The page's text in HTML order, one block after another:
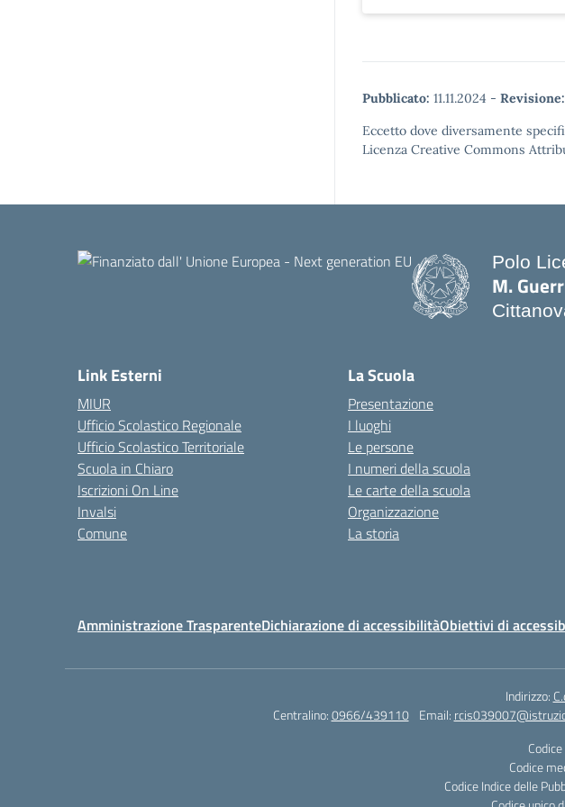
Pubblicato: 11.11.2024 - Revisione:
Eccetto dove diversamente
Licenza Creative Commons
Polo
M.
Link Esterni
MIUR
Ufficio Scolastico Regionale
Ufficio Scolastico Territoriale
Scuola in Chiaro
Iscrizioni On Line
Invalsi
Comune
La Scuola
Presentazione
I luoghi
Le persone
I numeri della scuola
Le carte della scuola
Organizzazione
La storia
Amministrazione TrasparenteDichiarazione di accessibilitàObiettivi di
Indirizzo:
Centralino:0966/439110 Email:
Codice
Codice Indice delle